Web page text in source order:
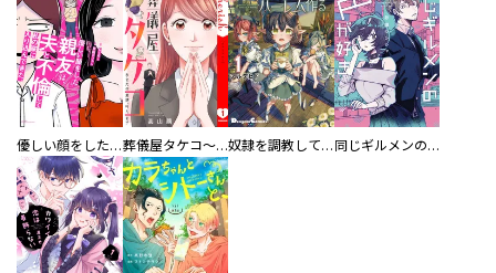
優しい顔をした親友は、夫と不倫して私の家に入り込んできた。 葬儀屋タケコ～あなたの最期、叶えます【電子単行本版】 奴隷を調教してハーレム作る 同じギルメンの声が好き